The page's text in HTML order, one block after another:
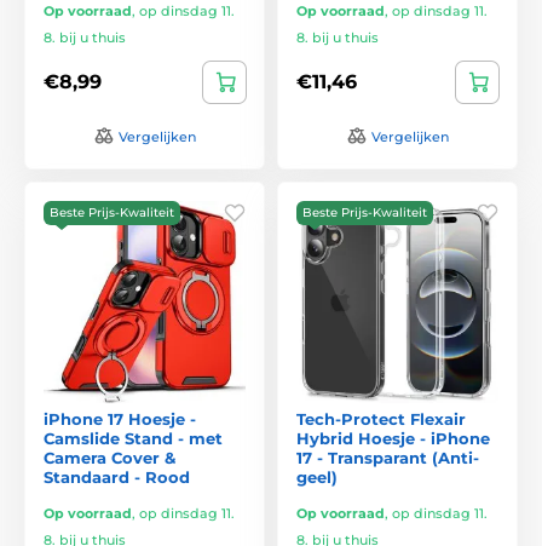
Op voorraad, op dinsdag 11.
8. bij u thuis
€8,99
Vergelijken
Op voorraad, op dinsdag 11.
8. bij u thuis
€11,46
Vergelijken
Beste Prijs-Kwaliteit
iPhone 17 Hoesje -
Camslide Stand - met
Camera Cover &
Standaard - Rood
Op voorraad, op dinsdag 11.
8. bij u thuis
Beste Prijs-Kwaliteit
Tech-Protect Flexair
Hybrid Hoesje - iPhone
17 - Transparant (Anti-
geel)
Op voorraad, op dinsdag 11.
8. bij u thuis